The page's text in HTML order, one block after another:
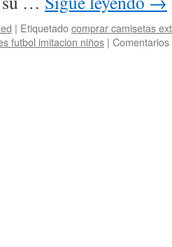
| Etiquetadocomprar camisetas
futbol imitacion niños |